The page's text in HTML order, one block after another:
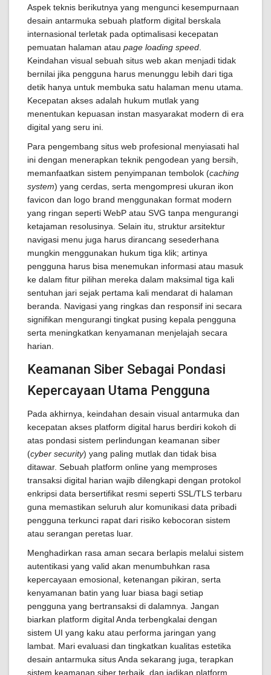
Aspek teknis berikutnya yang mengunci kesempurnaan
desain antarmuka sebuah platform digital berskala
internasional terletak pada optimalisasi kecepatan
pemuatan halaman atau page loading speed
Keindahan visual sebuah situs web akan menjadi tidak
bernilai jika pengguna harus menunggu lebih dari tiga
detik hanya untuk membuka satu halaman menu utama.
Kecepatan akses adalah hukum mutlak yang
menentukan kepuasan instan masyarakat modern di era
digital yang seru ini.
Para pengembang situs web profesional menyiasati hal
ini dengan menerapkan teknik pengodean yang bersih,
memanfaatkan sistem penyimpanan tembolok (caching
system) yang cerdas, serta mengompresi ukuran ikon
favicon dan logo brand menggunakan format modern
yang ringan seperti WebP atau SVG tanpa mengurangi
ketajaman resolusinya. Selain itu, struktur arsitektur
navigasi menu juga harus dirancang sesederhana
mungkin menggunakan hukum tiga klik; artinya
pengguna harus bisa menemukan informasi atau masuk
ke dalam fitur pilihan mereka dalam maksimal tiga kali
sentuhan jari sejak pertama kali mendarat di halaman
beranda. Navigasi yang ringkas dan responsif ini secara
signifikan mengurangi tingkat pusing kepala pengguna
serta meningkatkan kenyamanan menjelajah secara
harian.
Keamanan Siber Sebagai Pondasi
Kepercayaan Utama Pengguna
Pada akhirnya, keindahan desain visual antarmuka dan
kecepatan akses platform digital harus berdiri kokoh di
atas pondasi sistem perlindungan keamanan siber
(cyber security) yang paling mutlak dan tidak bisa
ditawar. Sebuah platform online yang memproses
transaksi digital harian wajib dilengkapi dengan protokol
enkripsi data bersertifikat resmi seperti SSL/TLS terbaru
guna memastikan seluruh alur komunikasi data pribadi
pengguna terkunci rapat dari risiko kebocoran sistem
atau serangan peretas luar.
Menghadirkan rasa aman secara berlapis melalui sistem
autentikasi yang valid akan menumbuhkan rasa
kepercayaan emosional, ketenangan pikiran, serta
kenyamanan batin yang luar biasa bagi setiap
pengguna yang bertransaksi di dalamnya. Jangan
biarkan platform digital Anda terbengkalai dengan
sistem UI yang kaku atau performa jaringan yang
lambat. Mari evaluasi dan tingkatkan kualitas estetika
desain antarmuka situs Anda sekarang juga, terapkan
sistem keamanan siber terbaik, dan jadikan platform